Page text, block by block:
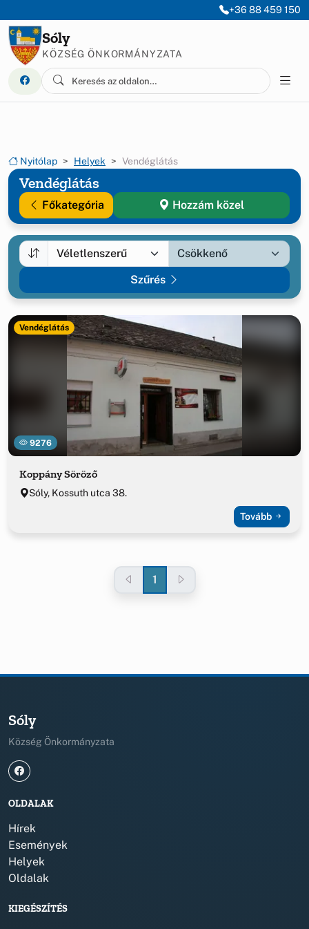
+36 88 459 150
Sóly
KÖZSÉG ÖNKORMÁNYZATA
Nyitólap Helyek Vendéglátás
Vendéglátás
Főkategória Hozzám közel
Szűrés
9276
Vendéglátás
Koppány Söröző
Sóly, Kossuth utca 38.
Tovább
1
Sóly
Község Önkormányzata
OLDALAK
Hírek
Események
Helyek
Oldalak
KIEGÉSZÍTÉS